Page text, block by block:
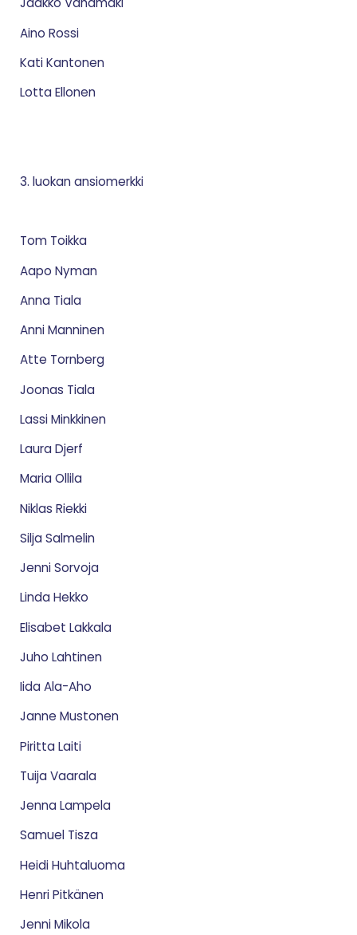
Aino Rossi
Kati Kantonen
Lotta Ellonen
3. luokan ansiomerkki
Tom Toikka
Aapo Nyman
Anna Tiala
Anni Manninen
Atte Tornberg
Joonas Tiala
Lassi Minkkinen
Laura Djerf
Maria Ollila
Niklas Riekki
Silja Salmelin
Jenni Sorvoja
Linda Hekko
Elisabet Lakkala
Juho Lahtinen
Iida Ala-Aho
Janne Mustonen
Piritta Laiti
Tuija Vaarala
Jenna Lampela
Samuel Tisza
Heidi Huhtaluoma
Henri Pitkänen
Jenni Mikola